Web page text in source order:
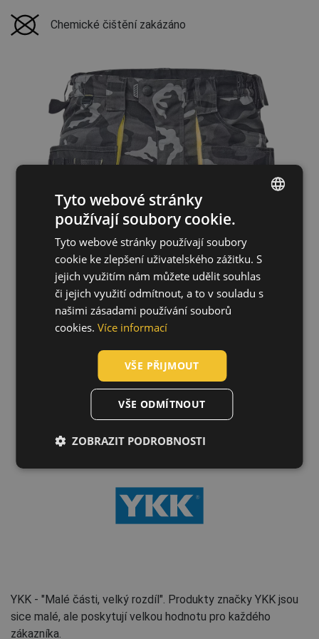
Chemické čištění zakázáno
Technologie
YKK - "Malé části, velký rozdíl". Produkty značky YKK jsou
sice malé, ale poskytují velkou hodnotu pro každého
zákazníka.
ENGLISH
CZECH
SLOVAK
ROMANIAN
DUTCH
LATVIAN
Tyto webové stránky
používají soubory cookie.
Tyto webové stránky používají soubory
cookie ke zlepšení uživatelského zážitku. S
jejich využitím nám můžete udělit souhlas
či jejich využití odmítnout, a to v souladu s
našimi zásadami používání souborů
cookies. Více informací
VŠE PŘIJMOUT
VŠE ODMÍTNOUT
ZOBRAZIT PODROBNOSTI